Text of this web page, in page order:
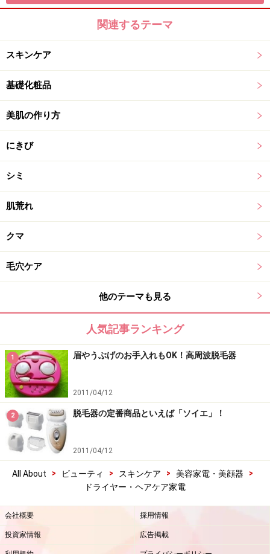
関連するテーマ
スキンケア
基礎化粧品
美肌の作り方
にきび
シミ
肌荒れ
クマ
毛穴ケア
他のテーマも見る
人気記事ランキング
1 眉やうぶげのお手入れもOK！高周波脱毛器
2011/04/12
2 脱毛器の定番商品といえば「ソイエ」！
2011/04/12
All About > ビューティ > スキンケア > 美容家電・美顔器
>
ドライヤー・ヘアケア家電
会社概要 採用情報
投資家情報 広告掲載